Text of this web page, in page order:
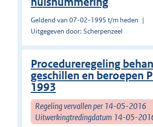
Geldend van 07-02-1995 t/m heden
Uitgegeven door: Scherpenzeel
Procedureregeling
geschillen en beroepen
1993
Regeling vervallen per 14-05-2016
Uitwerkingtredingdatum 14-05-